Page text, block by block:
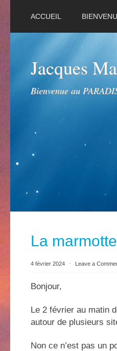
ACCUEIL
Jacques
Bienvenue au
La
4 février 2024 ⋅ Leave a
Bonjour,
Le 2 février au matin
autour de plusieurs
Non ce n’est pas un